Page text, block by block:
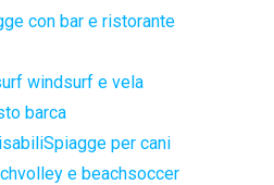
con bar e ristorante
windsurf e vela
barca
Spiagge per cani
e beachsoccer